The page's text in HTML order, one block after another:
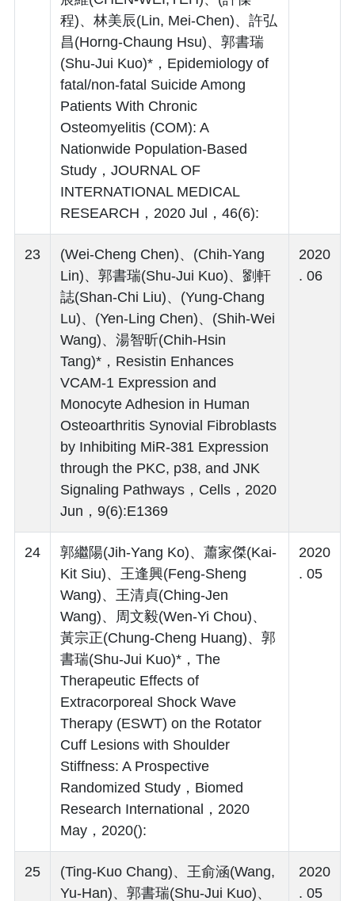
程)、林美辰(Lin, Mei-Chen)、許弘
昌(Horng-Chaung Hsu)、郭書瑞
(Shu-Jui Kuo)*，Epidemiology of
fatal/non-fatal Suicide Among
Patients With Chronic
Osteomyelitis (COM): A
Nationwide Population-Based
Study，JOURNAL OF
INTERNATIONAL MEDICAL
RESEARCH，2020 Jul，46(6):
23
(Wei-Cheng Chen)、(Chih-Yang
Lin)、郭書瑞(Shu-Jui Kuo)、劉軒
誌(Shan-Chi Liu)、(Yung-Chang
Lu)、(Yen-Ling Chen)、(Shih-Wei
Wang)、湯智昕(Chih-Hsin
Tang)*，Resistin Enhances
VCAM-1 Expression and
Monocyte Adhesion in Human
Osteoarthritis Synovial Fibroblasts
by Inhibiting MiR-381 Expression
through the PKC, p38, and JNK
Signaling Pathways，Cells，2020
Jun，9(6):E1369
2020
. 06
24
郭繼陽(Jih-Yang Ko)、蕭家傑(Kai-
Kit Siu)、王逢興(Feng-Sheng
Wang)、王清貞(Ching-Jen
Wang)、周文毅(Wen-Yi Chou)、
黃宗正(Chung-Cheng Huang)、郭
書瑞(Shu-Jui Kuo)*，The
Therapeutic Effects of
Extracorporeal Shock Wave
Therapy (ESWT) on the Rotator
Cuff Lesions with Shoulder
Stiffness: A Prospective
Randomized Study，Biomed
Research International，2020
May，2020():
2020
. 05
25
(Ting-Kuo Chang)、王俞涵(Wang,
Yu-Han)、郭書瑞(Shu-Jui Kuo)、
2020
. 05